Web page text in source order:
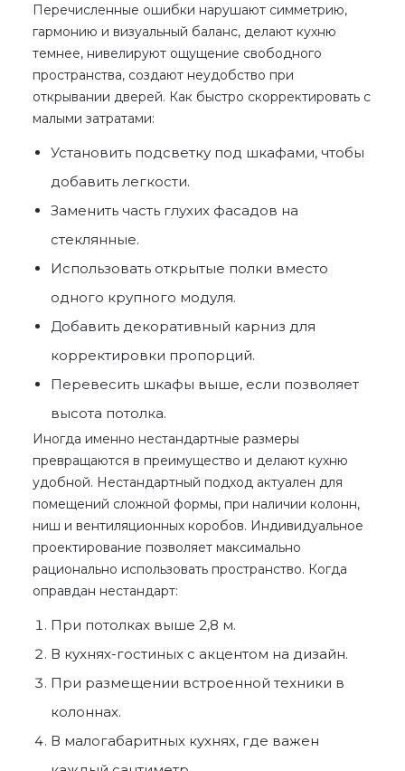
Перечисленные ошибки нарушают симметрию,
гармонию и визуальный баланс, делают кухню
темнее, нивелируют ощущение свободного
пространства, создают неудобство при
открывании дверей. Как быстро скорректировать с
малыми затратами:
Установить подсветку под шкафами, чтобы
добавить легкости.
Заменить часть глухих фасадов на
стеклянные.
Использовать открытые полки вместо
одного крупного модуля.
Добавить декоративный карниз для
корректировки пропорций.
Перевесить шкафы выше, если позволяет
высота потолка.
Иногда именно нестандартные размеры
превращаются в преимущество и делают кухню
удобной. Нестандартный подход актуален для
помещений сложной формы, при наличии колонн,
ниш и вентиляционных коробов. Индивидуальное
проектирование позволяет максимально
рационально использовать пространство. Когда
оправдан нестандарт:
При потолках выше 2,8 м.
В кухнях-гостиных с акцентом на дизайн.
При размещении встроенной техники в
колоннах.
В малогабаритных кухнях, где важен